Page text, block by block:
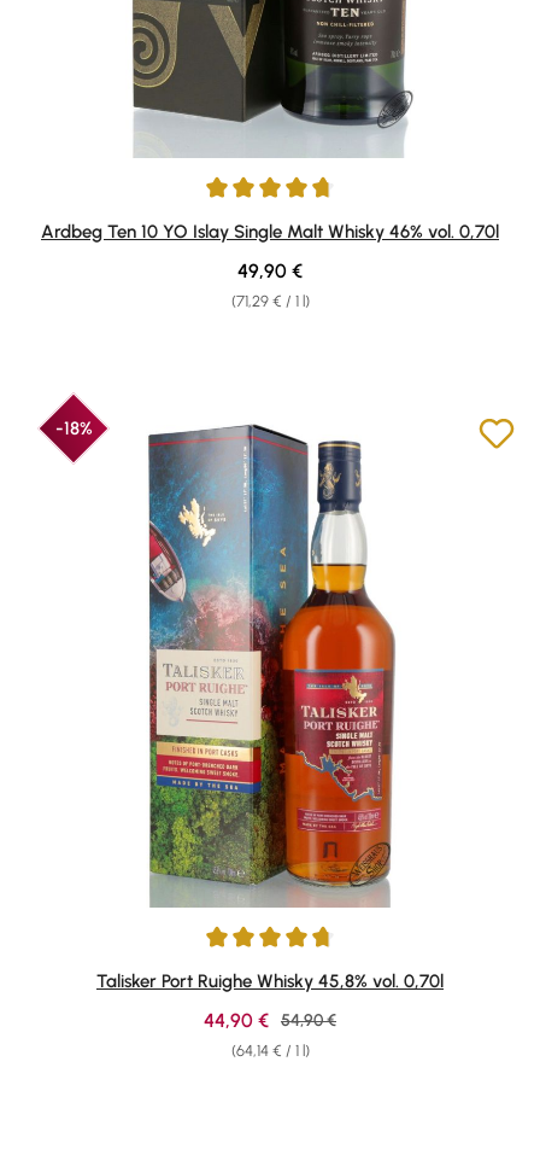
Average rating of 4.87 out of 5 stars
Ardbeg Ten 10 YO Islay Single Malt Whisky 46% vol. 0,70l
(71,29 € / 1 l)
Regular price:
49,90 €
-18%
Average rating of 4.84 out of 5 stars
Talisker Port Ruighe Whisky 45,8% vol. 0,70l
(64,14 € / 1 l)
Sale price:
44,90 € Regular price:
54,90 €